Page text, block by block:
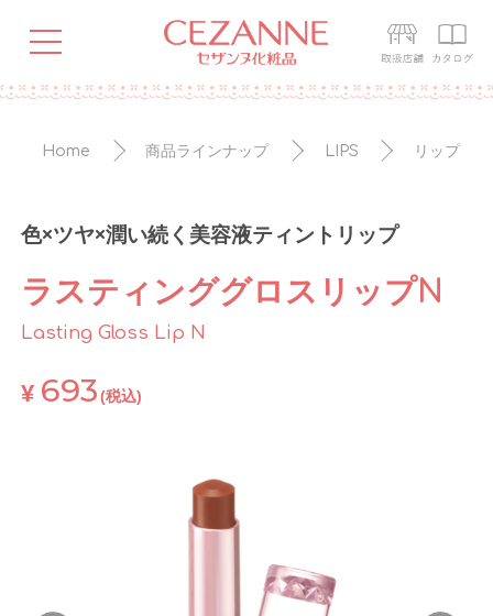
Home 商品ラインナップ LIPS リップ
色×ツヤ×潤い続く美容液ティントリップ
ラスティンググロスリップN
Lasting Gloss Lip N
¥ 693 (税込)